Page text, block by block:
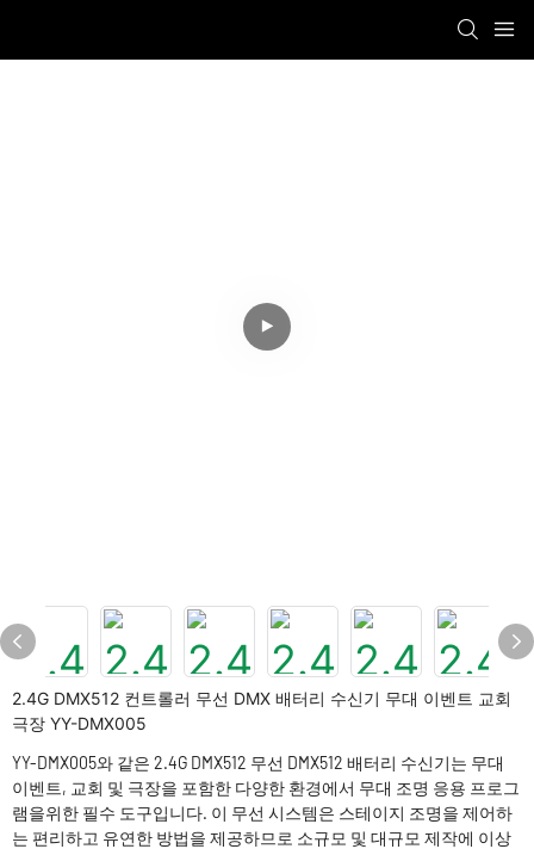
2.4G DMX512 컨트롤러 무선 DMX 배터리 수신기 무대 이벤트 교회
극장 YY-DMX005
YY-DMX005와 같은 2.4G DMX512 무선 DMX512 배터리 수신기는 무대
이벤트, 교회 및 극장을 포함한 다양한 환경에서 무대 조명 응용 프로그
램을위한 필수 도구입니다. 이 무선 시스템은 스테이지 조명을 제어하
는 ​​편리하고 유연한 방법을 제공하므로 소규모 및 대규모 제작에 이상